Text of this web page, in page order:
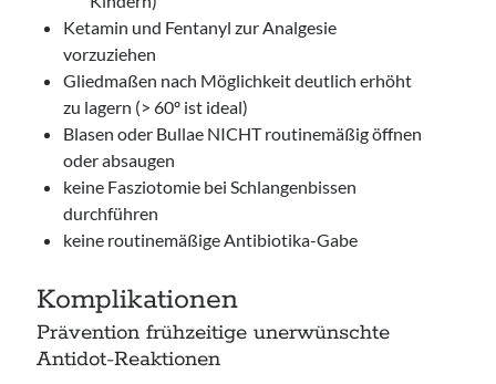
Ketamin und Fentanyl zur Analgesie
vorzuziehen
Gliedmaßen nach Möglichkeit deutlich erhöht
zu lagern (> 60º ist ideal)
Blasen oder Bullae NICHT routinemäßig öffnen
oder absaugen
keine Fasziotomie bei Schlangenbissen
durchführen
keine routinemäßige Antibiotika-Gabe
Komplikationen
Prävention frühzeitige unerwünschte
Antidot-Reaktionen